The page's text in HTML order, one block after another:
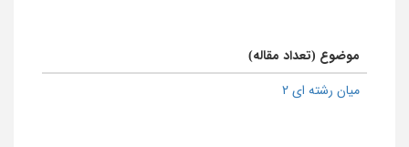
موضوع (تعداد مقاله)
میان رشته ای 2